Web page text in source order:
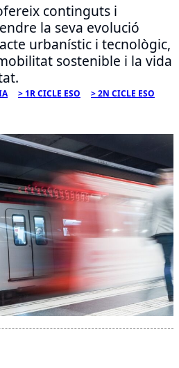
continguts i
la seva evolució
urbanístic i tecnològic,
sostenible i la vida
1R CICLE ESO
2N CICLE ESO